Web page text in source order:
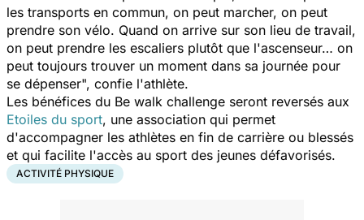
les transports en commun, on peut marcher, on peut
prendre son vélo. Quand on arrive sur son lieu de travail,
on peut prendre les escaliers plutôt que l'ascenseur… on
peut toujours trouver un moment dans sa journée pour
se dépenser", confie l'athlète.
Les bénéfices du Be walk challenge seront reversés aux
Etoiles du sport, une association qui permet
d'accompagner les athlètes en fin de carrière ou blessés
et qui facilite l'accès au sport des jeunes défavorisés.
ACTIVITÉ PHYSIQUE